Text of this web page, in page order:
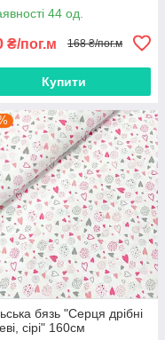
44 од.
₴/пог.м 168 ₴/пог.м
Купити
бязь "Серця дрібні
сірі" 160см